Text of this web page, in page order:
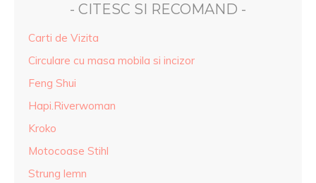
- CITESC SI RECOMAND -
Carti de Vizita
Circulare cu masa mobila si incizor
Feng Shui
Hapi.Riverwoman
Kroko
Motocoase Stihl
Strung lemn